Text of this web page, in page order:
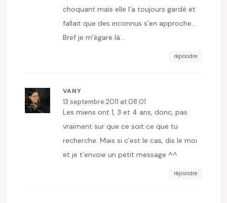
choquant mais elle l’a toujours gardé et
fallait que des inconnus s’en approche…
Bref je m’égare là…
répondre
VANY
13 septembre 2011 at 08:01
Les miens ont 1, 3 et 4 ans, donc, pas
vraiment sur que ce soit ce que tu
recherche. Mais si c’est le cas, dis le moi
et je t’envoie un petit message ^^
répondre